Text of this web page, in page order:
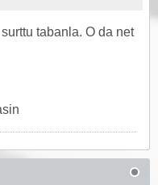
tabanla. O da net